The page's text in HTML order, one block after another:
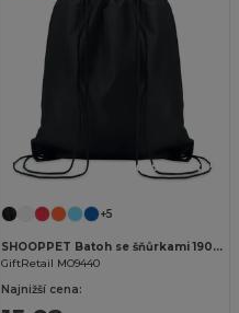
Přizpůsobte si to!
+5
SHOOPPET Batoh se šňůrkami 190T RPET
GiftRetail MO9440
Najnižší cena: